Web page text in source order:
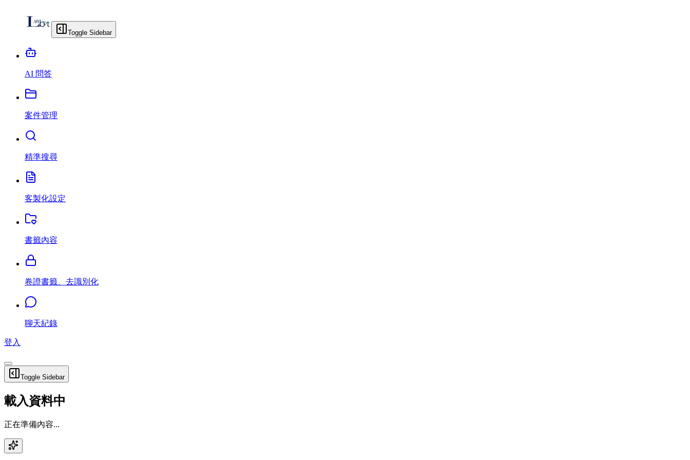
Toggle Sidebar
AI 問答
案件管理
精準搜尋
客製化設定
書籤內容
卷證書籤、去識別化
聊天紀錄
登入
Toggle Sidebar
載入資料中
正在準備內容...